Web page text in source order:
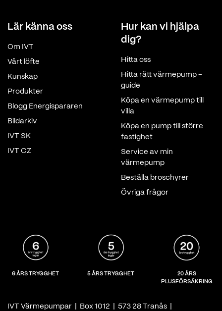
Lär känna oss
Om IVT
Vårt löfte
Kunskap
Produkter
Blogg Energispararen
Bildarkiv
IVT SK
IVT CZ
Hur kan vi hjälpa
dig?
Hitta oss
Hitta rätt värmepump -
guide
Köpa en värmepump till
villa
Köpa en pump till större
fastighet
Service av min
värmepump
Beställa broschyrer
Övriga frågor
6 ÅRS TRYGGHET 5 ÅRS TRYGGHET
20 ÅRS
PLUSFÖRSÄKRING
IVT Värmepumpar | Box 1012 | 573 28 Tranås |